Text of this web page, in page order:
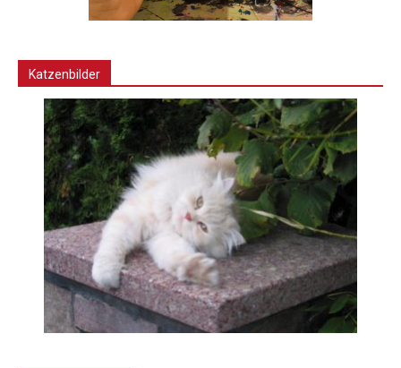
Katzenbilder